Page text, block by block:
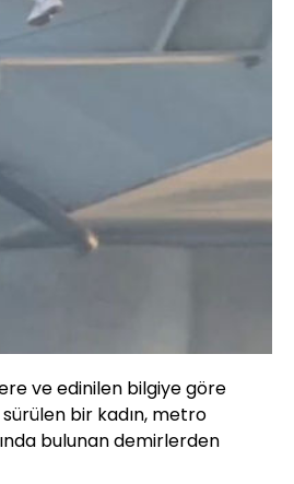
ve edinilen bilgiye göre
bir kadın, metro
bulunan demirlerden